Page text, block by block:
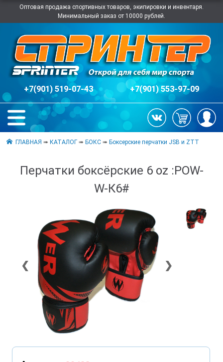
Оптовая продажа спортивных товаров, экипировки и инвентаря.
Минимальный заказ от 10000 рублей.
+7(901) 519-07-43 +7(901) 553-97-09
ГЛАВНАЯ ➠КАТАЛОГ ➠БОКС ➠Боксерские перчатки JSB и ZTT
Перчатки боксёрские 6 oz :POW-
W-К6#
❮ ❯